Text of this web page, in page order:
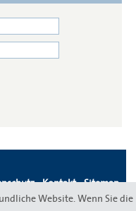
-Kontakt-Sitemap
Website. Wenn Sie die